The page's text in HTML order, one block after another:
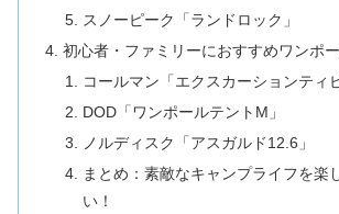
スノーピーク「ランドロック」
初心者・ファミリーにおすすめワンポー
コールマン「エクスカーションティ
DOD「ワンポールテントM」
ノルディスク「アスガルド12.6」
まとめ：素敵なキャンプライフを楽
い！